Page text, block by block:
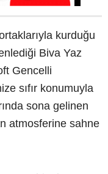
kurduğu
Biva Yaz
Gencelli
sıfır konumuyla
sona gelinen
atmosferine sahne